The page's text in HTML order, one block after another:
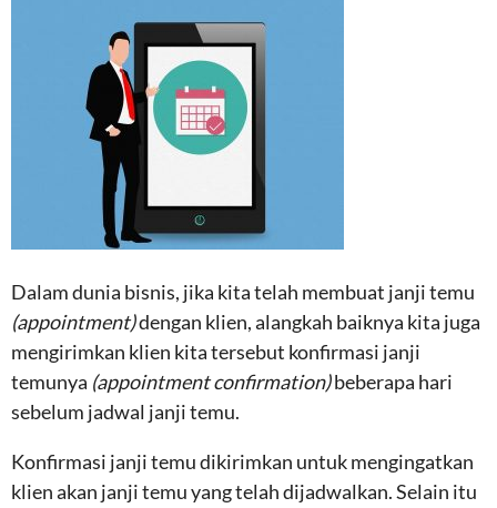
Dalam dunia bisnis, jika kita telah membuat janji temu
(appointment)dengan klien, alangkah baiknya kita juga
mengirimkan klien kita tersebut konfirmasi janji
temunya (appointment confirmation)beberapa hari
sebelum jadwal janji temu.
Konfirmasi janji temu dikirimkan untuk mengingatkan
klien akan janji temu yang telah dijadwalkan. Selain itu